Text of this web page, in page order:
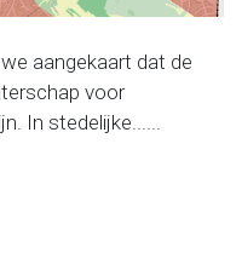
aangekaart dat de
voor
In stedelijke......